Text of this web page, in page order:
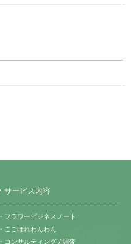
サービス内容
・フラワービジネスノート
・ここほれわんわん
・コンサルティング / 調査